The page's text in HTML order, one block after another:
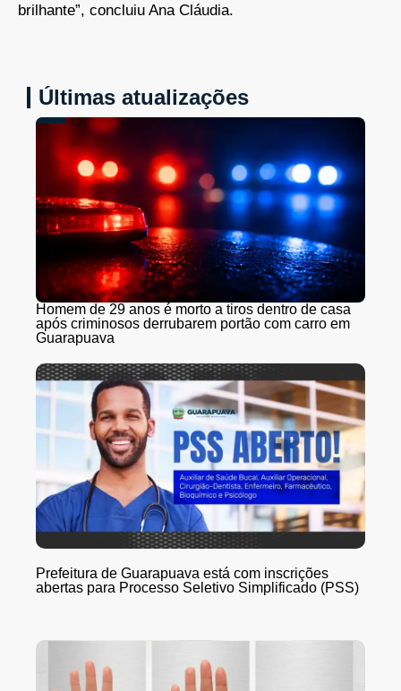
brilhante”, concluiu Ana Cláudia.
Últimas atualizações
Homem de 29 anos é morto a tiros dentro de casa
após criminosos derrubarem portão com carro em
Guarapuava
Prefeitura de Guarapuava está com inscrições
abertas para Processo Seletivo Simplificado (PSS)